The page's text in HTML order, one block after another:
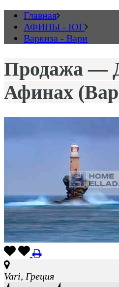
Главная
АФИНЫ - ЮГ
Варкиза - Вари
Продажа —
Афинах
Vari, Греция